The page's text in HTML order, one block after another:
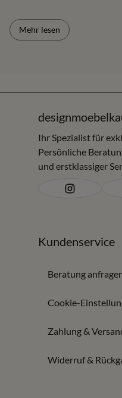
darunter Sauerland,
Bergisches Land sowie
Kurzantwort für Ihre
Wer reduzierte
rund 150 km sucht, findet
Angebote,
persönlicher Beratung.
Sofas, Sessel und
Sideboards,
Mehr lesen
Ihr Spezialist für
Persönliche
und erstklassiger
Kundenservice
Beratung
Cookie-
Zahlung &
Widerruf &